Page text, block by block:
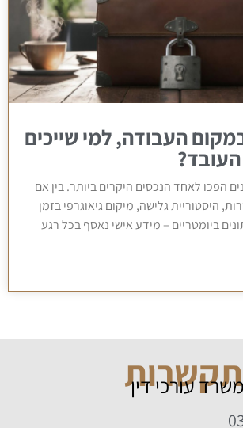
העבודה, למי שייכים
הפכו לאחד הנכסים היקרים ביותר. בין אם
היסטוריית גלישה, מיקום גיאוגרפי בזמן
ביומטריים – מידע אישי נאסף בכל רגע
עורכי דין